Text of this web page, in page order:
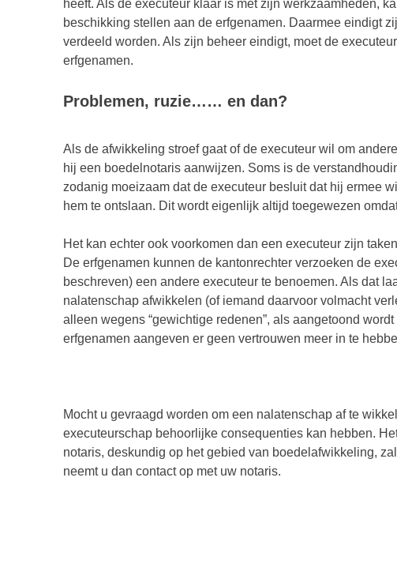
heeft. Als de executeur klaar is met zijn werkzaamheden,
beschikking stellen aan de erfgenamen. Daarmee eindigt
verdeeld worden. Als zijn beheer eindigt, moet de
erfgenamen.
Problemen, ruzie…… en dan?
Als de afwikkeling stroef gaat of de executeur wil om
hij een boedelnotaris aanwijzen. Soms is de
zodanig moeizaam dat de executeur besluit dat hij ermee
hem te ontslaan. Dit wordt eigenlijk altijd toegewezen
Het kan echter ook voorkomen dan een executeur zijn
De erfgenamen kunnen de kantonrechter verzoeken de
beschreven) een andere executeur te benoemen. Als dat
nalatenschap afwikkelen (of iemand daarvoor volmacht
alleen wegens “gewichtige redenen”, als aangetoond
erfgenamen aangeven er geen vertrouwen meer in te
Mocht u gevraagd worden om een nalatenschap af te
executeurschap behoorlijke consequenties kan hebben.
notaris, deskundig op het gebied van boedelafwikkeling,
neemt u dan contact op met uw notaris.